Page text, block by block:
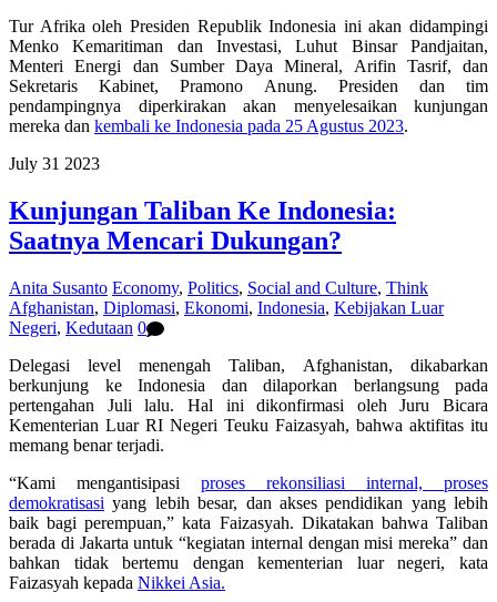
Tur Afrika oleh Presiden Republik Indonesia ini akan didampingi
Menko Kemaritiman dan Investasi, Luhut Binsar Pandjaitan,
Menteri Energi dan Sumber Daya Mineral, Arifin Tasrif, dan
Sekretaris Kabinet, Pramono Anung. Presiden dan tim
pendampingnya diperkirakan akan menyelesaikan kunjungan
mereka dan kembali ke Indonesia pada 25 Agustus 2023.
July 31 2023
Kunjungan Taliban Ke Indonesia:
Saatnya Mencari Dukungan?
Anita Susanto Economy, Politics, Social and Culture, Think
Afghanistan, Diplomasi, Ekonomi, Indonesia, Kebijakan Luar
Negeri, Kedutaan 0
Delegasi level menengah Taliban, Afghanistan, dikabarkan
berkunjung ke Indonesia dan dilaporkan berlangsung pada
pertengahan Juli lalu. Hal ini dikonfirmasi oleh Juru Bicara
Kementerian Luar RI Negeri Teuku Faizasyah, bahwa aktifitas itu
memang benar terjadi.
“Kami mengantisipasi proses rekonsiliasi internal, proses
demokratisasi yang lebih besar, dan akses pendidikan yang lebih
baik bagi perempuan,” kata Faizasyah. Dikatakan bahwa Taliban
berada di Jakarta untuk “kegiatan internal dengan misi mereka” dan
bahkan tidak bertemu dengan kementerian luar negeri, kata
Faizasyah kepada Nikkei Asia.